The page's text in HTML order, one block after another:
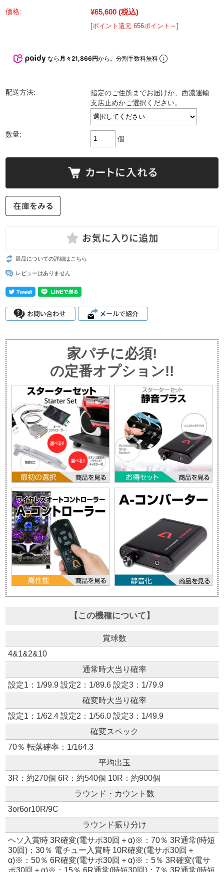
価格: ¥65,600 (税込)
[ポイント還元 656ポイント～]
なら 月々21,866円から。分割手数料無料
配送方法:
指定のご住所までお届けか、西濃運輸
支店止めかご選択ください。
数量:
個
返品についての詳細はこちら
レビューはありません
家パチに必須!
の定番オプション!!
【この機種について】
賞球数
4&1&2&10
通常時大当り確率
設定1：1/99.9 設定2：1/89.6 設定3：1/79.9
確変時大当り確率
設定1：1/62.4 設定2：1/56.0 設定3：1/49.9
確変スペック
70％ 転落確率：1/164.3
平均出玉
3R：約270個 6R：約540個 10R：約900個
ラウンド・カウント数
3or6or10R/9C
ラウンド振り分け
ヘソ入賞時 3R確変(電サポ30回＋α)※：70％ 3R通常(時短
30回)：30％ 電チュー入賞時 10R確変(電サポ30回＋
α)※：50％ 6R確変(電サポ30回＋α)※：5％ 3R確変(電サ